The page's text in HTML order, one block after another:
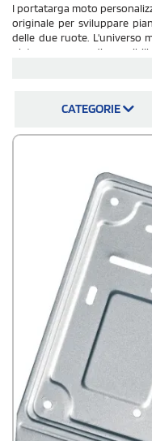
I portatarga moto
originale per sviluppare
delle due ruote. L'universo
platea enorme di
promozione a tema per
antiurto o in allumino e
CATEGORIE